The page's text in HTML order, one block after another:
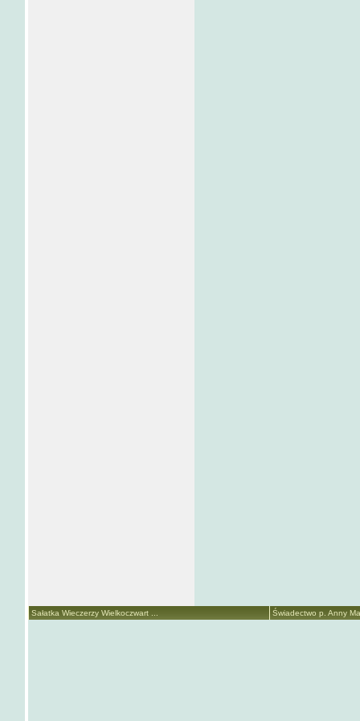
Sałatka Wieczerzy Wielkoczwart ... Świadectwo p. Anny